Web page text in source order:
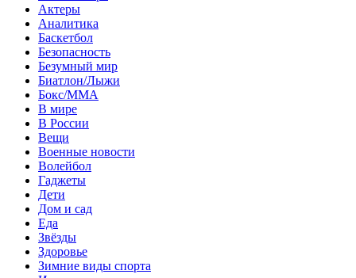
Актеры
Аналитика
Баскетбол
Безопасность
Безумный мир
Биатлон/Лыжи
Бокс/MMA
В мире
В России
Вещи
Военные новости
Волейбол
Гаджеты
Дети
Дом и сад
Еда
Звёзды
Здоровье
Зимние виды спорта